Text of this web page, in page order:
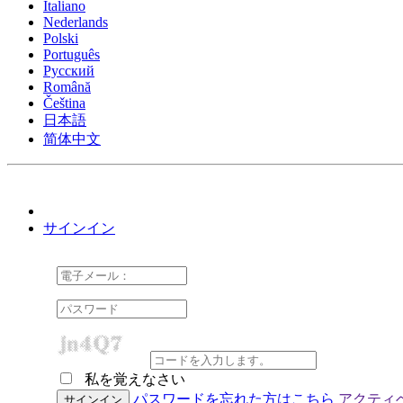
Cookie Consent plugin for the EU cookie
Italiano
Nederlands
Polski
Português
Pусский
Română
Čeština
日本語
简体中文
サインイン
私を覚えなさい
パスワードを忘れた方はこちら アクティ